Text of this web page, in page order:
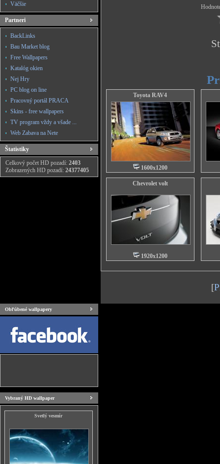
Väčšie
Partneri
BackLinks
Bau Market blog
Free Wallpapers
Katalóg okien
Nej Hry
PC blog on line
Pracovný portál PRACA
Skins - free wallpapers
TV program vždy a všade ...
Web Zabava na Nete
Štatistiky
Celkový počet HD pozadí: 2403
Zobrazených HD pozadí: 24377405
Toyota RAV4
1600x1200
Chevrolet volt
1920x1200
[
Obľúbené wallpapery
Vybraný HD wallpaper
Svetlý vesmír